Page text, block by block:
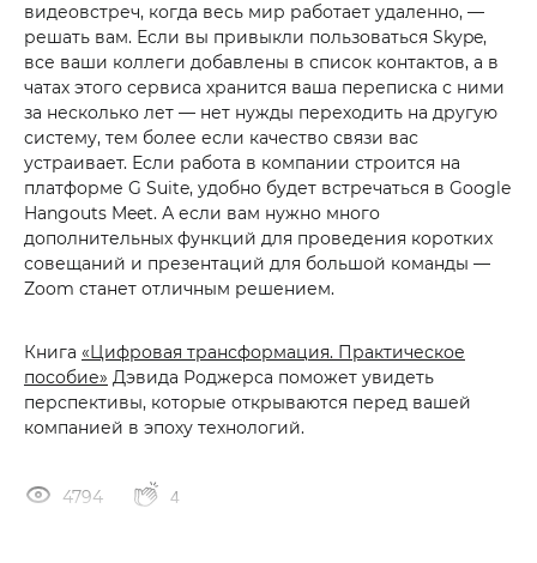
видеовстреч, когда весь мир работает удаленно, —
решать вам. Если вы привыкли пользоваться Skype,
все ваши коллеги добавлены в список контактов, а в
чатах этого сервиса хранится ваша переписка с ними
за несколько лет — нет нужды переходить на другую
систему, тем более если качество связи вас
устраивает. Если работа в компании строится на
платформе G Suite, удобно будет встречаться в Google
Hangouts Meet. А если вам нужно много
дополнительных функций для проведения коротких
совещаний и презентаций для большой команды —
Zoom станет отличным решением.
Книга «Цифровая трансформация. Практическое
пособие» Дэвида Роджерса поможет увидеть
перспективы, которые открываются перед вашей
компанией в эпоху технологий.
4794 4